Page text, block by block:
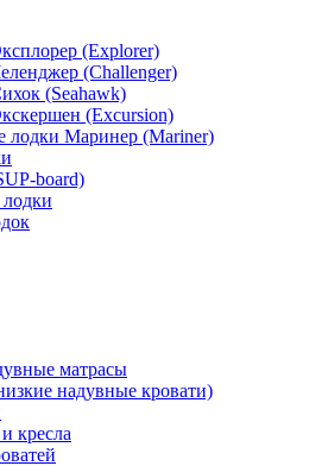
(Explorer)
(Challenger)
(Seahawk)
(Excursion)
лодки Маринер (Mariner)
board)
матрасы
надувные кровати)
кресла